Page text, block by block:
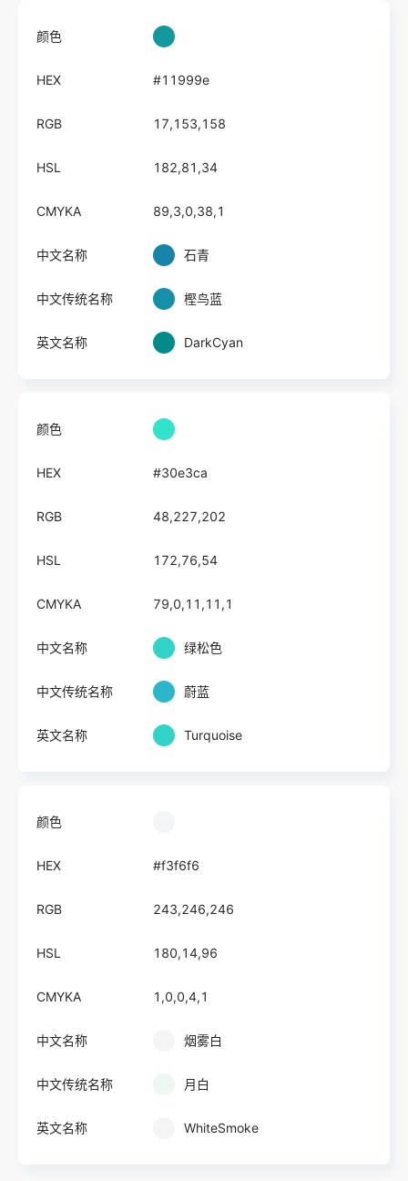
颜色
HEX #11999e
RGB 17,153,158
HSL 182,81,34
CMYKA 89,3,0,38,1
中文名称 石青
中文传统名称 樫鸟蓝
英文名称 DarkCyan
颜色
HEX #30e3ca
RGB 48,227,202
HSL 172,76,54
CMYKA 79,0,11,11,1
中文名称 绿松色
中文传统名称 蔚蓝
英文名称 Turquoise
颜色
HEX #f3f6f6
RGB 243,246,246
HSL 180,14,96
CMYKA 1,0,0,4,1
中文名称 烟雾白
中文传统名称 月白
英文名称 WhiteSmoke